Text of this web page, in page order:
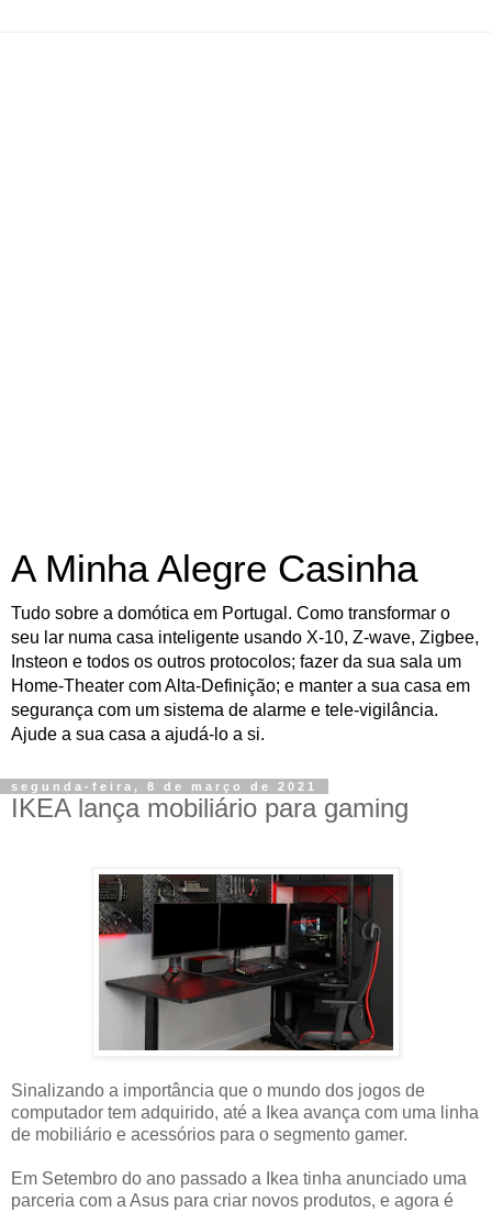
A Minha Alegre Casinha
Tudo sobre a domótica em Portugal. Como transformar o
seu lar numa casa inteligente usando X-10, Z-wave, Zigbee,
Insteon e todos os outros protocolos; fazer da sua sala um
Home-Theater com Alta-Definição; e manter a sua casa em
segurança com um sistema de alarme e tele-vigilância.
Ajude a sua casa a ajudá-lo a si.
segunda-feira, 8 de março de 2021
IKEA lança mobiliário para gaming
Sinalizando a importância que o mundo dos jogos de
computador tem adquirido, até a Ikea avança com uma linha
de mobiliário e acessórios para o segmento gamer.
Em Setembro do ano passado a Ikea tinha anunciado uma
parceria com a Asus para criar novos produtos, e agora é